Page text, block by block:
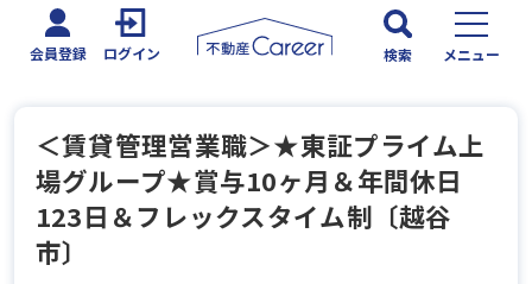
会員登録 ログイン 検索 メニュー
＜賃貸管理営業職＞★東証プライム上
場グループ★賞与10ヶ月＆年間休日
123日＆フレックスタイム制〔越谷
市〕